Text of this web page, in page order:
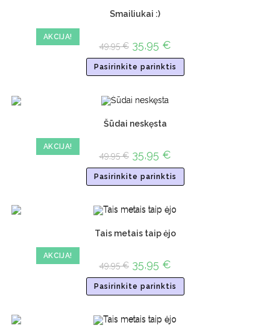
AKCIJA!
Smailiukai :)
49,95€ 35,95 €
Pasirinkite parinktis
AKCIJA!
Šūdai neskęsta
49,95€ 35,95 €
Pasirinkite parinktis
AKCIJA!
Tais metais taip ėjo
49,95€ 35,95 €
Pasirinkite parinktis